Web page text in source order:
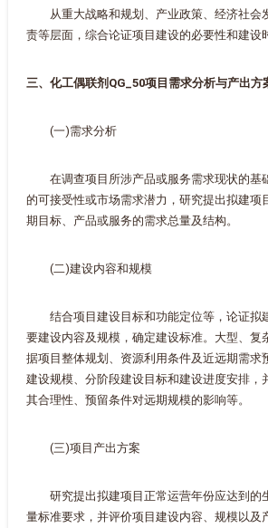
从重大战略和规划、产业政策、经济社会
责等层面，综合论证项目建设的必要性和建设
三、化工偶联剂QG_50项目需求分析与产出方
(一)需求分析
在调查项目所涉产品或服务需求现状的基
的可接受性或市场需求潜力，研究提出拟建项
期目标、产品或服务的需求总量及结构。
(二)建设内容和规模
结合项目建设目标和功能定位等，论证拟
要建设内容及规模，确定建设标准。大型、复
据项目整体规划、资源利用条件及近远期需求
建设规模、分阶段建设目标和建设进度安排，
其合理性、预留条件对远期规模的影响等。
(三)项目产出方案
研究提出拟建项目正常运营年份应达到的
量标准要求，并评价项目建设内容、规模以及